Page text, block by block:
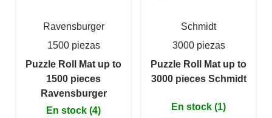
Ravensburger
1500 piezas
Puzzle Roll Mat up to
1500 pieces
Ravensburger
En stock (4)
Schmidt
3000 piezas
Puzzle Roll Mat up to
3000 pieces Schmidt
En stock (1)